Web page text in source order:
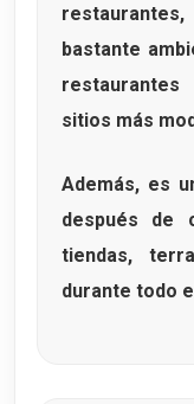
bastante
sitios más
Además, es
después de
tiendas,
durante todo